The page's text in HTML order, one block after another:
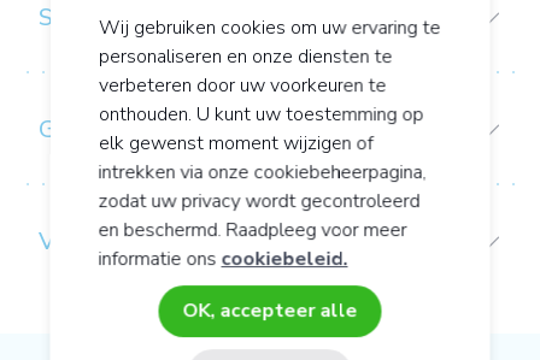
SAMENSTELLING
GEBRUIKS-/CONSERVERINGSADVIES:
VOORZORGEN BIJ GEBRUIK
Wij gebruiken cookies om uw ervaring te
personaliseren en onze diensten te
verbeteren door uw voorkeuren te
onthouden. U kunt uw toestemming op
elk gewenst moment wijzigen of
intrekken via onze cookiebeheerpagina,
zodat uw privacy wordt gecontroleerd
en beschermd. Raadpleeg voor meer
informatie ons cookiebeleid.
OK, accepteer alle